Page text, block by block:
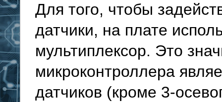
Для того, чтобы
датчики, на плате
мультиплексор. Это
микроконтроллера
датчиков (кроме 3-